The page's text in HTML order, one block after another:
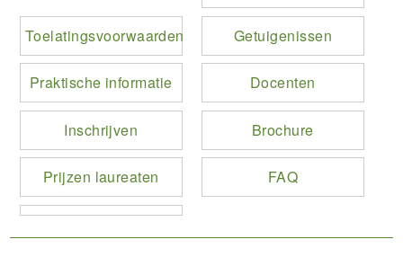
Toelatingsvoorwaarden Getuigenissen
Praktische informatie Docenten
Inschrijven Brochure
Prijzen laureaten FAQ